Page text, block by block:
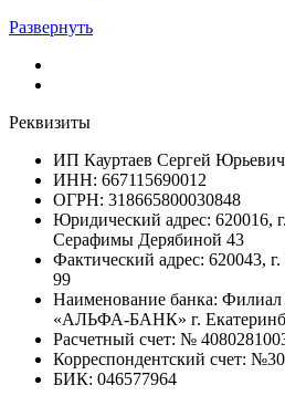
Развернуть
Реквизиты
ИП Кауртаев Сергей Юрьевич
ИНН: 667115690012
ОГРН: 318665800030848
Юридический адрес: 620016,
Серафимы Дерябиной 43
Фактический адрес: 620043,
99
Наименование банка:
«АЛЬФА-БАНК» г.
Расчетный счет: №
Корреспондентский счет:
БИК: 046577964